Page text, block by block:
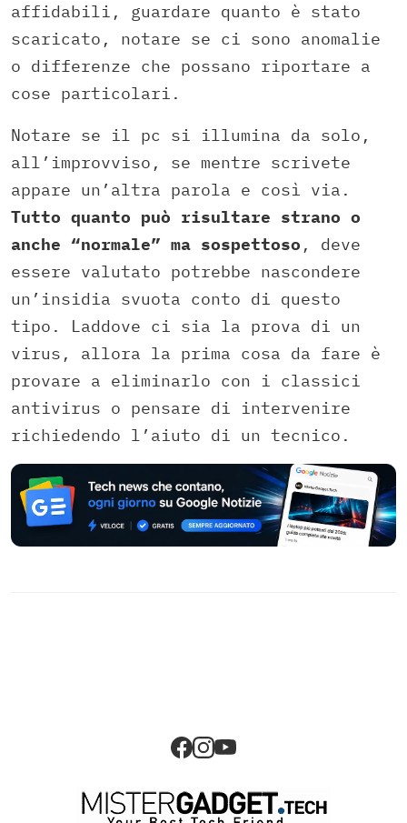
affidabili, guardare quanto è stato
scaricato, notare se ci sono anomalie
o differenze che possano riportare a
cose particolari.
Notare se il pc si illumina da solo,
all’improvviso, se mentre scrivete
appare un’altra parola e così via.
Tutto quanto può risultare strano o
anche “normale” ma sospettoso , deve
essere valutato potrebbe nascondere
un’insidia svuota conto di questo
tipo. Laddove ci sia la prova di un
virus, allora la prima cosa da fare è
provare a eliminarlo con i classici
antivirus o pensare di intervenire
richiedendo l’aiuto di un tecnico.